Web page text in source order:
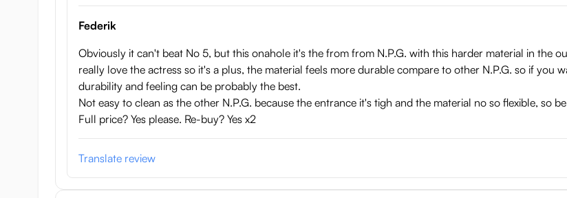
Federik
Obviously it can't beat No 5, but this onahole it's the from from N.P.G. with this harder material in the
really love the actress so it's a plus, the material feels more durable compare to other N.P.G. so if you
durability and feeling can be probably the best.
Not easy to clean as the other N.P.G. because the entrance it's tigh and the material no so flexible, so
Full price? Yes please. Re-buy? Yes x2
Translate review